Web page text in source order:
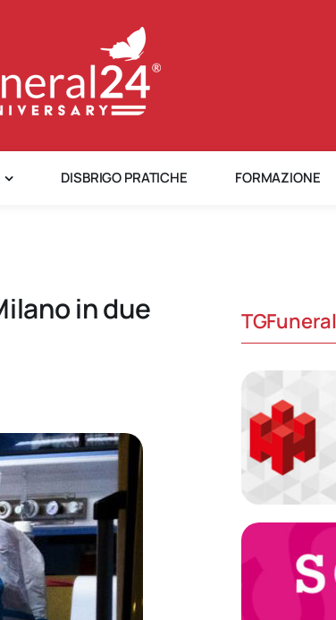
DISBRIGO PRATICHE FORMAZIONE
in due